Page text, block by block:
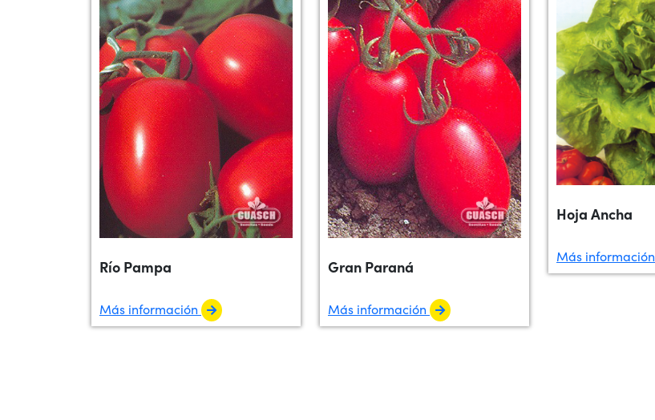
Río Pampa
Más información
Gran Paraná
Más información
Hoja Ancha
Más información